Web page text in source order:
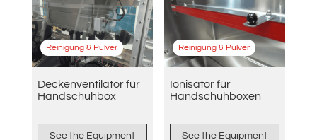
Reinigung & Pulver
Deckenventilator für
Handschuhbox
See the Equipment
Reinigung & Pulver
Ionisator für
Handschuhboxen
See the Equipment